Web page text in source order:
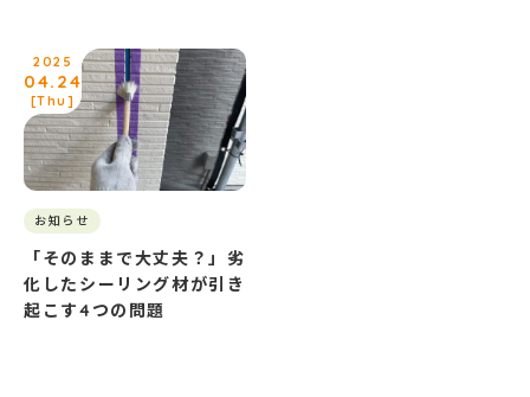
2025
04.24
[Thu]
お知らせ
「そのままで大丈夫？」劣
化したシーリング材が引き
起こす4つの問題